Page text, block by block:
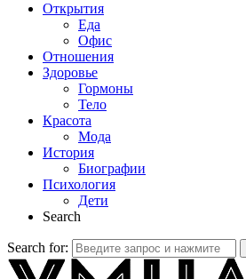
Открытия
Еда
Офис
Отношения
Здоровье
Гормоны
Тело
Красота
Мода
История
Биографии
Психология
Дети
Search
Search for: